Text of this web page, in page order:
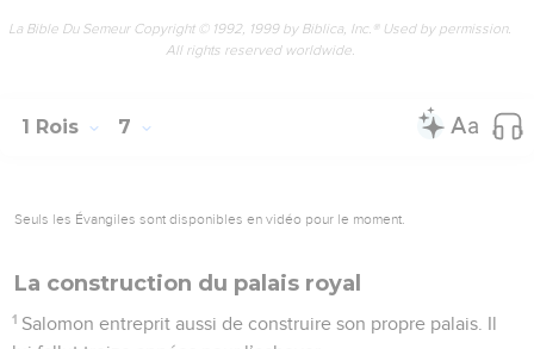
La Bible Du Semeur Copyright © 1992, 1999 by Biblica, Inc.® Used by permission.
All rights reserved worldwide.
1 Rois 7
Seuls les Évangiles sont disponibles en vidéo pour le moment.
La construction du palais royal
1 Salomon entreprit aussi de construire son propre palais. Il